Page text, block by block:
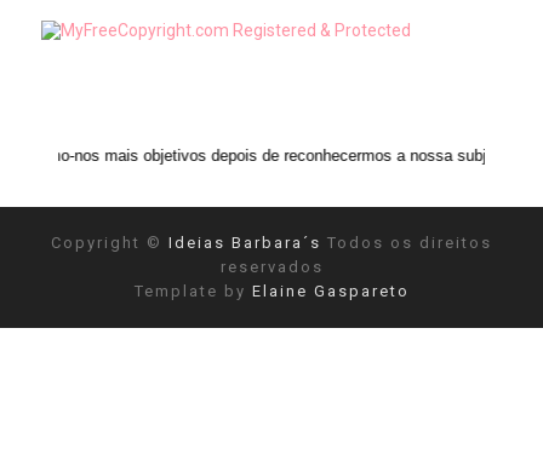
objetivos depois de reconhecermos a nossa subjetividade." ANAIS NIN
Copyright © Ideias Barbara´s Todos os direitos
reservados
Template by Elaine Gaspareto